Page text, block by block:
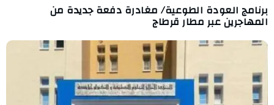
برنامج العودة الطوعية/ مغادرة دفعة جديدة من
المهاجرين عبر مطار قرطاج